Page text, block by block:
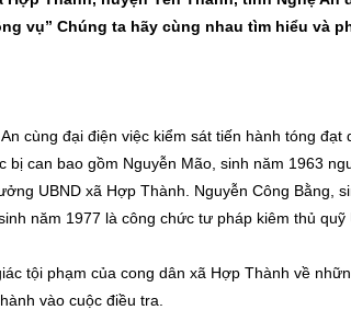
vụ” Chúng ta hãy cùng nhau tìm hiểu và
cùng đại điện việc kiểm sát tiến hành tóng đạt
bị can bao gồm Nguyễn Mão, sinh năm 1963
UBND xã Hợp Thành. Nguyễn Công Bằng,
năm 1977 là công chức tư pháp kiêm thủ quỹ
tội phạm của cong dân xã Hợp Thành về
vào cuộc điều tra.